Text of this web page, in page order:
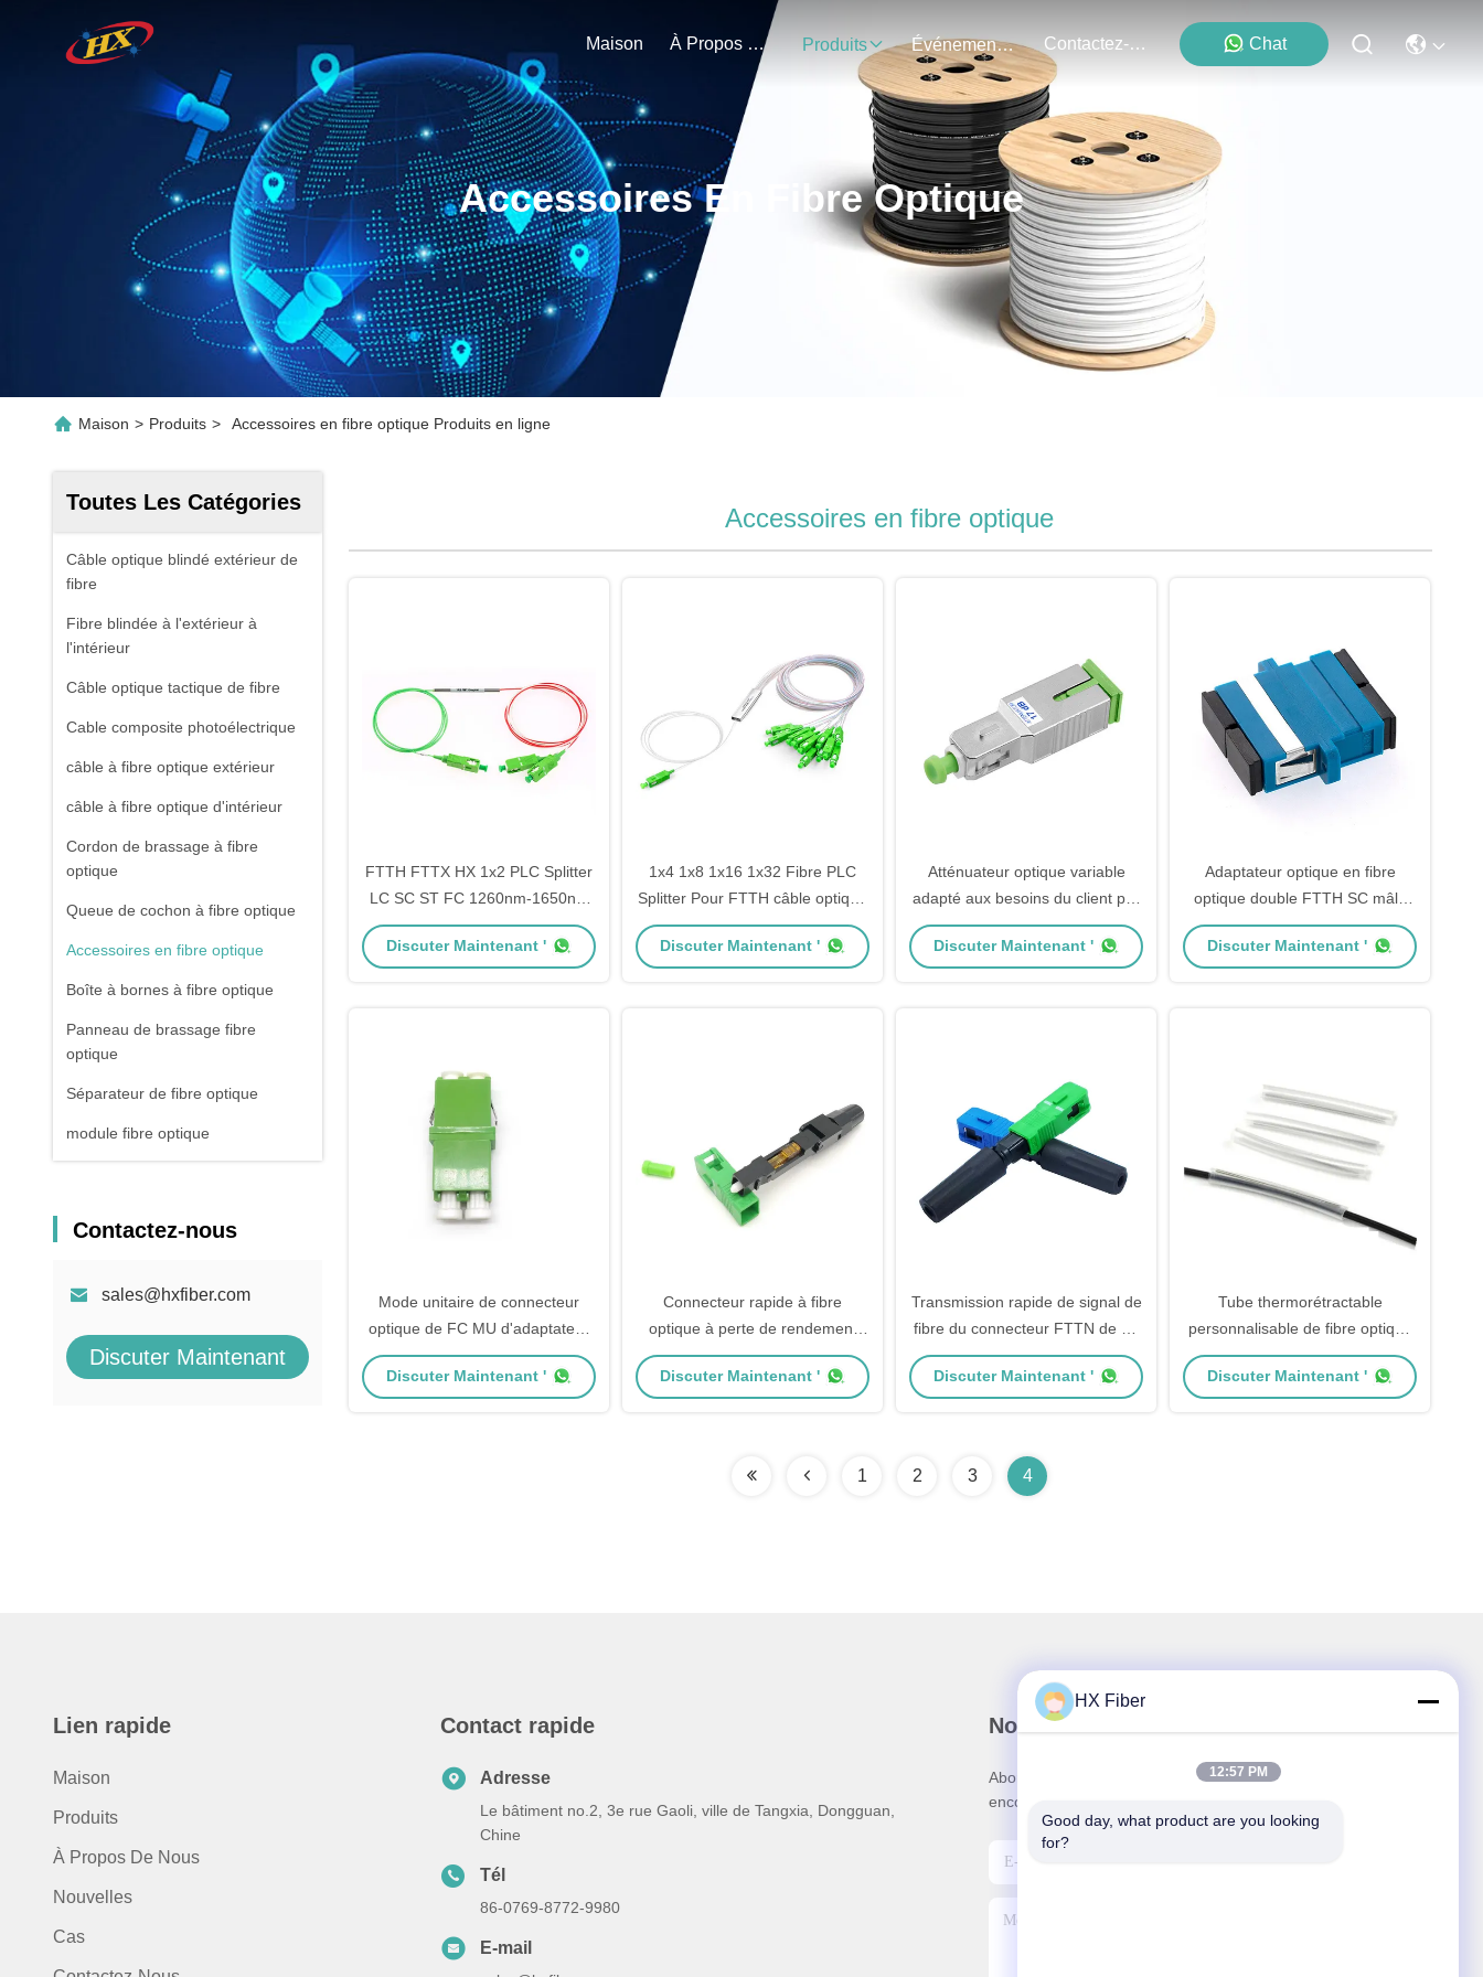
Maison À Propos De Nous Produits Événements Contactez-Nous Chat
Accessoires En Fibre Optique
Maison > Produits > Accessoires en fibre optique Produits en ligne
Toutes Les Catégories
Câble optique blindé extérieur de
fibre
Fibre blindée à l'extérieur à
l'intérieur
Câble optique tactique de fibre
Cable composite photoélectrique
câble à fibre optique extérieur
câble à fibre optique d'intérieur
Cordon de brassage à fibre
optique
Queue de cochon à fibre optique
Accessoires en fibre optique
Boîte à bornes à fibre optique
Panneau de brassage fibre
optique
Séparateur de fibre optique
module fibre optique
Contactez-nous
sales@hxfiber.com
Discuter Maintenant
Accessoires en fibre optique
FTTH FTTX HX 1x2 PLC Splitter
LC SC ST FC 1260nm-1650nm
Splitter de câble à fibre optique
Discuter Maintenant '
1x4 1x8 1x16 1x32 Fibre PLC
Splitter Pour FTTH câble optique
mono-mode 2,0 mm SC APC
Discuter Maintenant '
Atténuateur optique variable
adapté aux besoins du client par
atténuateur variable optique de
fibre de Sc pour FTTH
Discuter Maintenant '
Adaptateur optique en fibre
optique double FTTH SC mâle
LC femelle avec adaptateur
hybride à bride 10
Discuter Maintenant '
Mode unitaire de connecteur
optique de FC MU d'adaptateur
de fibre du SM 2C de
LC/APC/mode multi
Discuter Maintenant '
Connecteur rapide à fibre
optique à perte de rendement
élevée FTTH FTTB FTTx Centre
de données SC/FC/LC UPC APC
Discuter Maintenant '
Transmission rapide de signal de
fibre du connecteur FTTN de Sc
UPC SC RPA de connecteur
rapide de Sc de RoHS FCC
Discuter Maintenant '
Tube thermorétractable
personnalisable de fibre optique
de 45mm 60mm 65mm pour la
protection d'épissure
Discuter Maintenant '
1 2 3 4
Lien rapide
Maison
Produits
À Propos De Nous
Nouvelles
Cas
Contact rapide
Adresse
Le bâtiment no.2, 3e rue Gaoli, ville de Tangxia, Dongguan,
Chine
Tél
86-0769-8772-9980
E-mail
Notre newsletter
Abonnez-vous à notre newsletter pour des réductions et plus
encore.
HX Fiber
12:57 PM
Good day, what product are you looking
for?